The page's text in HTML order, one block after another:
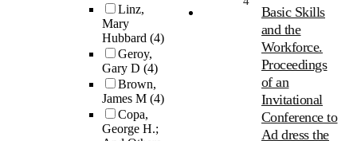
Linz,
Mary
Hubbard (4)
Geroy,
Gary D (4)
Brown,
James M (4)
Copa,
George H.;
Basic Skills
and the
Workforce.
Proceedings
of an
Invitational
Conference to
Ad dress the